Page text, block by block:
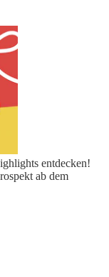
entdecken!
ab dem